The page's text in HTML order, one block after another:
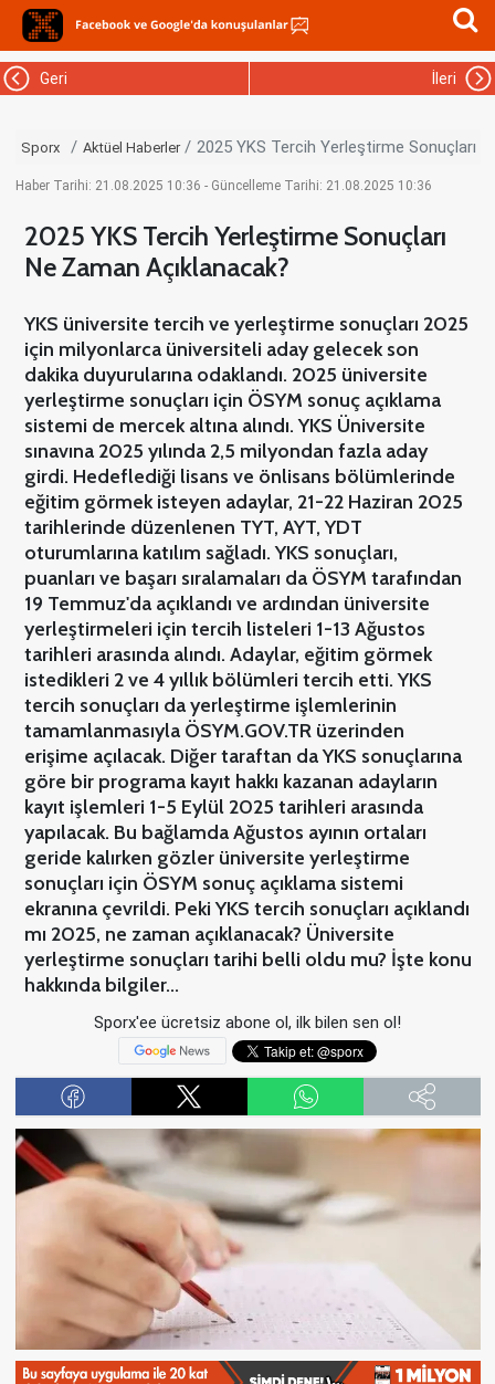
Geri İleri
Sporx Aktüel Haberler 2025 YKS Tercih Yerleştirme Sonuçları
Haber Tarihi: 21.08.2025 10:36 - Güncelleme Tarihi: 21.08.2025 10:36
2025 YKS Tercih Yerleştirme Sonuçları
Ne Zaman Açıklanacak?
YKS üniversite tercih ve yerleştirme sonuçları 2025
için milyonlarca üniversiteli aday gelecek son
dakika duyurularına odaklandı. 2025 üniversite
yerleştirme sonuçları için ÖSYM sonuç açıklama
sistemi de mercek altına alındı. YKS Üniversite
sınavına 2025 yılında 2,5 milyondan fazla aday
girdi. Hedeflediği lisans ve önlisans bölümlerinde
eğitim görmek isteyen adaylar, 21-22 Haziran 2025
tarihlerinde düzenlenen TYT, AYT, YDT
oturumlarına katılım sağladı. YKS sonuçları,
puanları ve başarı sıralamaları da ÖSYM tarafından
19 Temmuz'da açıklandı ve ardından üniversite
yerleştirmeleri için tercih listeleri 1-13 Ağustos
tarihleri arasında alındı. Adaylar, eğitim görmek
istedikleri 2 ve 4 yıllık bölümleri tercih etti. YKS
tercih sonuçları da yerleştirme işlemlerinin
tamamlanmasıyla ÖSYM.GOV.TR üzerinden
erişime açılacak. Diğer taraftan da YKS sonuçlarına
göre bir programa kayıt hakkı kazanan adayların
kayıt işlemleri 1-5 Eylül 2025 tarihleri arasında
yapılacak. Bu bağlamda Ağustos ayının ortaları
geride kalırken gözler üniversite yerleştirme
sonuçları için ÖSYM sonuç açıklama sistemi
ekranına çevrildi. Peki YKS tercih sonuçları açıklandı
mı 2025, ne zaman açıklanacak? Üniversite
yerleştirme sonuçları tarihi belli oldu mu? İşte konu
hakkında bilgiler...
Sporx'ee ücretsiz abone ol, ilk bilen sen ol!